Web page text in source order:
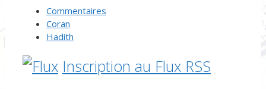
Commentaires
Coran
Hadith
Inscription au Flux RSS